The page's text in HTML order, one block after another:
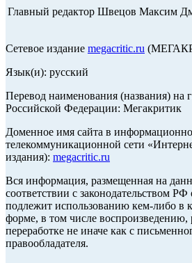
Главный редактор Швецов Максим
Сетевое издание megacritic.ru
Язык(и): русский
Перевод наименования (названия) на
Российской Федерации: Мегакритик
Доменное имя сайта в
телекоммуникационной сети
издания): megacritic.ru
Вся информация, размещенная на
соответствии с законодательством
подлежит использованию кем-либо в
форме, в том числе воспроизведению,
переработке не иначе как с
правообладателя.